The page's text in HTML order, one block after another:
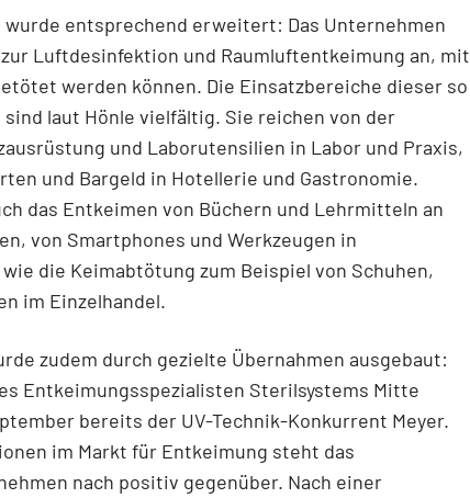
entsprechend erweitert: Das Unternehmen
Luftdesinfektion und Raumluftentkeimung an, mit
werden können. Die Einsatzbereiche dieser so
sind laut Hönle vielfältig. Sie reichen von der
und Laborutensilien in Labor und Praxis,
und Bargeld in Hotellerie und Gastronomie.
das Entkeimen von Büchern und Lehrmitteln an
von Smartphones und Werkzeugen in
die Keimabtötung zum Beispiel von Schuhen,
im Einzelhandel.
zudem durch gezielte Übernahmen ausgebaut:
Entkeimungsspezialisten Sterilsystems Mitte
bereits der UV-Technik-Konkurrent Meyer.
im Markt für Entkeimung steht das
nach positiv gegenüber. Nach einer